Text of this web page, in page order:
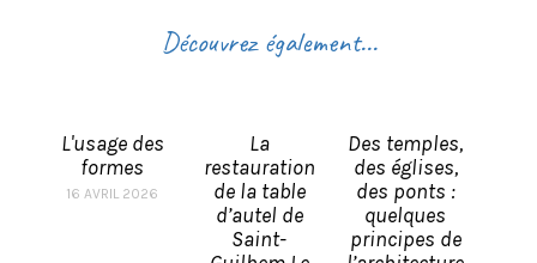
Découvrez également...
L'usage des
formes
16 AVRIL 2026
La
restauration
de la table
d’autel de
Saint-
Des temples,
des églises,
des ponts :
quelques
principes de